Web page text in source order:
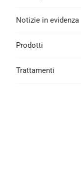
Notizie in evidenza
Prodotti
Trattamenti